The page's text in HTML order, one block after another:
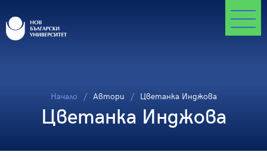
Начало Автори Цветанка Инджова
Цветанка Инджова